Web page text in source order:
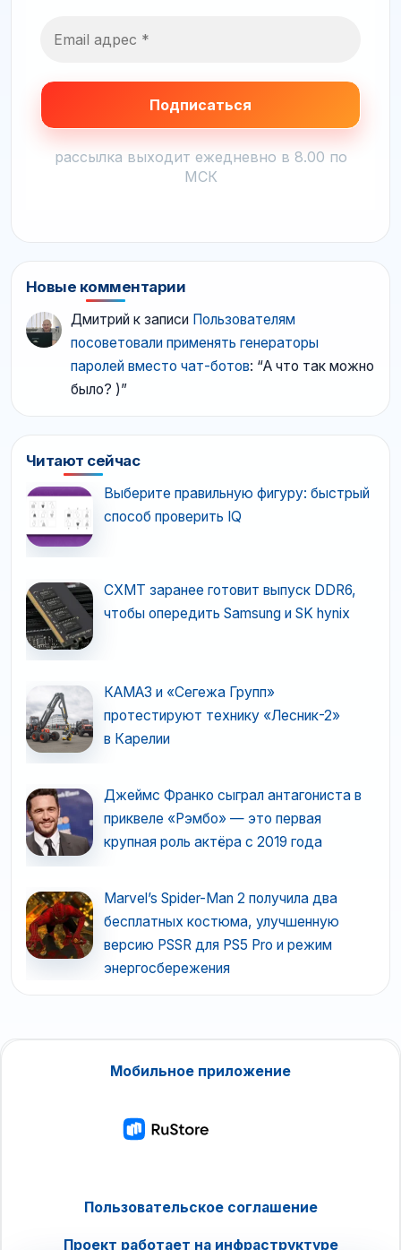
рассылка выходит ежедневно в 8.00 по
МСК
Новые комментарии
Дмитрий к записи Пользователям
посоветовали применять генераторы
паролей вместо чат-ботов: “А что так можно
было? )”
Читают сейчас
Выберите правильную фигуру: быстрый
способ проверить IQ
CXMT заранее готовит выпуск DDR6,
чтобы опередить Samsung и SK hynix
КАМАЗ и «Сегежа Групп»
протестируют технику «Лесник-2»
в Карелии
Джеймс Франко сыграл антагониста в
приквеле «Рэмбо» — это первая
крупная роль актёра с 2019 года
Marvel’s Spider-Man 2 получила два
бесплатных костюма, улучшенную
версию PSSR для PS5 Pro и режим
энергосбережения
Мобильное приложение
Пользовательское соглашение
Проект работает на инфраструктуре